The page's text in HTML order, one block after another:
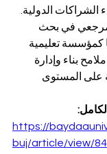
الشراكات الدولية.
مرجعي في بحث
كمؤسسة تعليمية
بناء وإدارة
على المستوى
https://
buj/article/view/